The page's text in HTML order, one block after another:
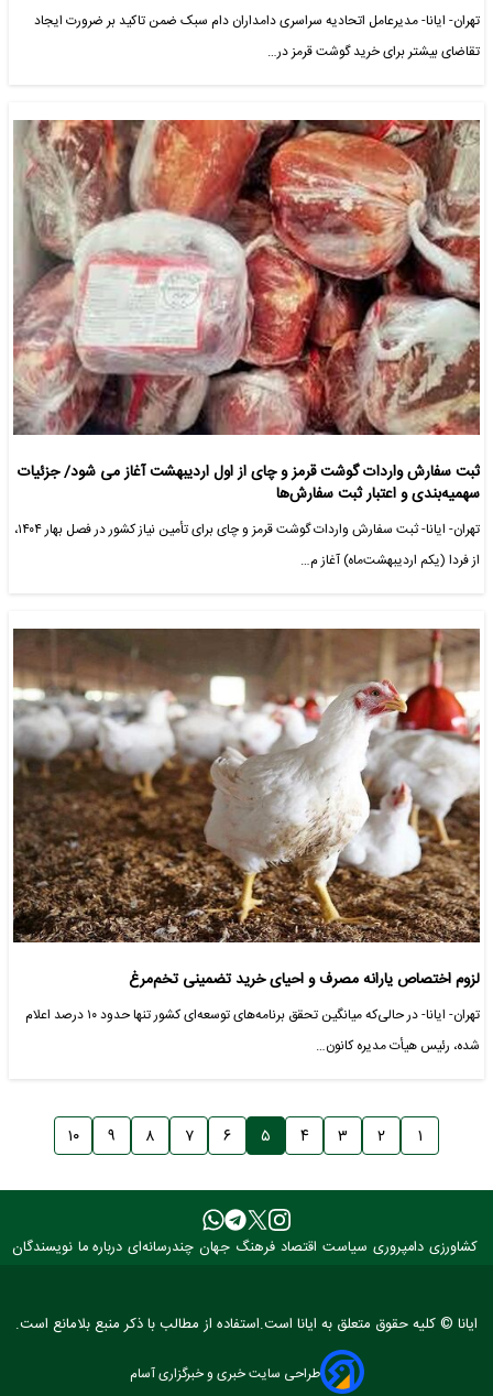
تهران- ایانا- مدیرعامل اتحادیه سراسری دامداران دام سبک ضمن تاکید بر ضرورت ایجاد
تقاضای بیشتر برای خرید گوشت قرمز در…
ثبت سفارش واردات گوشت قرمز و چای از اول اردیبهشت آغاز می شود/ جزئیات
سهمیه‌بندی و اعتبار ثبت سفارش‌ها
تهران- ایانا- ثبت سفارش واردات گوشت قرمز و چای برای تأمین نیاز کشور در فصل بهار ۱۴۰۴،
از فردا (یکم اردیبهشت‌ماه) آغاز م…
لزوم اختصاص یارانه مصرف و احیای خرید تضمینی تخم‌مرغ
تهران- ایانا- در حالی‌که میانگین تحقق برنامه‌های توسعه‌ای کشور تنها حدود ۱۰ درصد اعلام
شده، رئیس هیأت مدیره کانون…
۱ ۲ ۳ ۴ ۵ ۶ ۷ ۸ ۹ ۱۰
کشاورزی دامپروری سیاست اقتصاد فرهنگ جهان چندرسانه‌ای درباره ما نویسندگان
ایانا © کلیه حقوق متعلق به ایانا است.استفاده از مطالب با ذکر منبع بلامانع است.
طراحی سایت خبری و خبرگزاری آسام